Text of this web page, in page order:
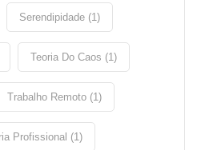
Serendipidade (1)
Teoria Do Caos (1)
Trabalho Remoto (1)
Profissional (1)